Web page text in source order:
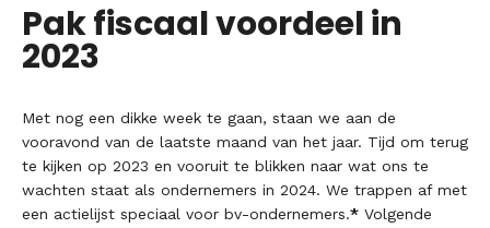
Pak fiscaal voordeel in
2023
Met nog een dikke week te gaan, staan we aan de
vooravond van de laatste maand van het jaar. Tijd om terug
te kijken op 2023 en vooruit te blikken naar wat ons te
wachten staat als ondernemers in 2024. We trappen af met
een actielijst speciaal voor bv-ondernemers.* Volgende